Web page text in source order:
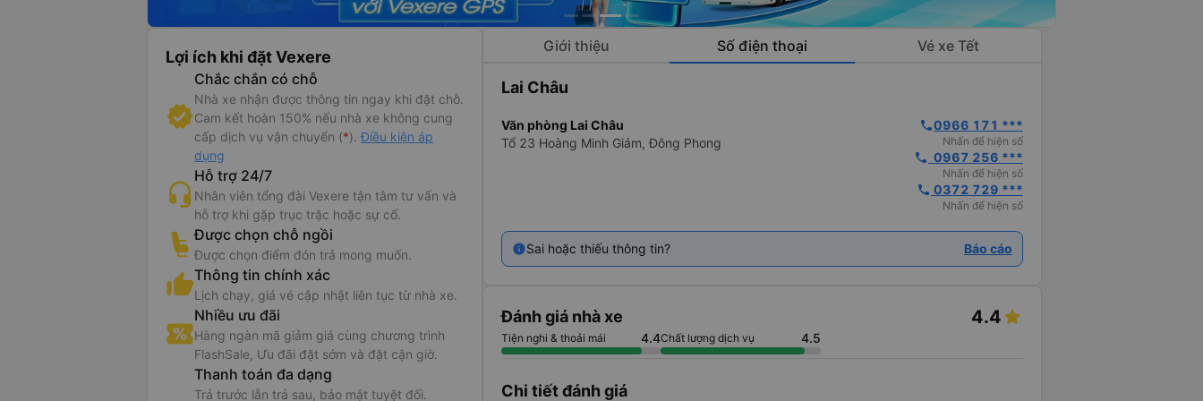
Lợi ích khi đặt Vexere
Chắc chắn có chỗ
Nhà xe nhận được thông tin ngay khi đặt chỗ.
Cam kết hoàn 150% nếu nhà xe không cung
cấp dịch vụ vận chuyển (*). Điều kiện áp
dụng
Hỗ trợ 24/7
Nhân viên tổng đài Vexere tận tâm tư vấn và
hỗ trợ khi gặp trục trặc hoặc sự cố.
Được chọn chỗ ngồi
Được chọn điểm đón trả mong muốn.
Thông tin chính xác
Lịch chạy, giá vé cập nhật liên tục từ nhà xe.
Nhiều ưu đãi
Hàng ngàn mã giảm giá cùng chương trình
FlashSale, Ưu đãi đặt sớm và đặt cận giờ.
Thanh toán đa dạng
Trả trước lẫn trả sau, bảo mật tuyệt đối.
Giới thiệu Số điện thoại Vé xe Tết
mở bán vé trực tuyến xe Việt Anh đi Lai Châu từ Hà Nội
đi Lai Châu luôn nhận được sự tin tưởng của nhiều hành khác vì chất lượng xe và thái độ phục
của nhân viên. Với tần suất trung bình 2 chuyến/ngày ở mỗi tuyến, xe Việt Anh đã và đang
khách hàng những dịch vụ tốt nhất trên tuyến đường khai thác.
rằng: Khách hàng là người quyết định sự tồn tại cũng như phát triển của công ty. Vì vậy
đầu của chúng tôi là đem đến cho khách hàng một chất lượng phục vụ hoàn hảo, phong cách
tình, chuyên nghiệp đáp ứng được kỳ vọng của khách hàng.
đi Lai Châu từ Hà Nội và các vấn đề cần lưu ý:
khi đặt vé xe Việt Anh sẽ tùy thuộc vào thời điểm khách hàng liên hệ. Thường vào các ngày
hành khách di chuyển sẽ nhiều hơn, nên để có được vị trí tốt, bạn cần lập kế hoạch sớm
giữ chỗ trước. Bạn có thể đặt trực tuyếnxe Việt Anh từ Hà Nội đi Lai Châu vàxe Việt Anh từ
VeXeRe.com
Lai Châu
Văn phòng Lai Châu
Tổ 23 Hoàng Minh Giám, Đông Phong
phone0966 171 ***
Nhấn để hiện số
phone
  0967 256 ***
Nhấn để hiện số
phone 0372 729 ***
Nhấn để hiện số
Sai hoặc thiếu thông tin? Báo cáo
Đánh giá nhà xe 4.4
Tiện nghi & thoải mái 4.4Chất lượng dịch vụ 4.5
Chi tiết đánh giá